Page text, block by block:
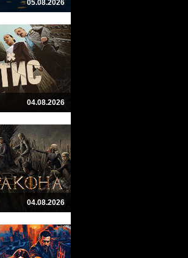
05.08.2026
04.08.2026
04.08.2026